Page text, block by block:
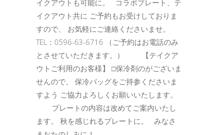
イクアウトも可能に。 コラボプレート、テ
イクアウト共に ご予約もお受けしておりま
すので、 お気軽にご連絡くださいませ。
TEL：0596-63-6716 （ご予約はお電話のみ
とさせていただきます。） 【テイクア
ウトご利用のお客様】 □保冷剤のがございま
せんので、 保冷バッグをご持参くださいま
すよう ご協力よろしくお願いいたします。
プレートの内容は改めてご案内いたし
ます。 秋を感じれるプレートに。 みなさ